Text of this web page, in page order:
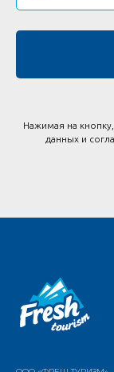
Нажимая на
данных и